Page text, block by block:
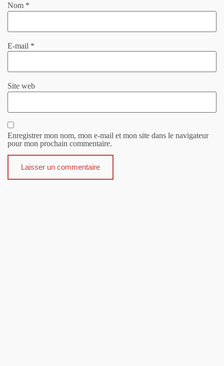
Nom *
E-mail *
Site web
Enregistrer mon nom, mon e-mail et mon site dans le navigateur
pour mon prochain commentaire.